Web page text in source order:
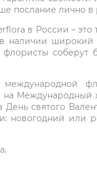
послание лично в
в России –
наличии широкий
соберут
на
святого
новогодний или